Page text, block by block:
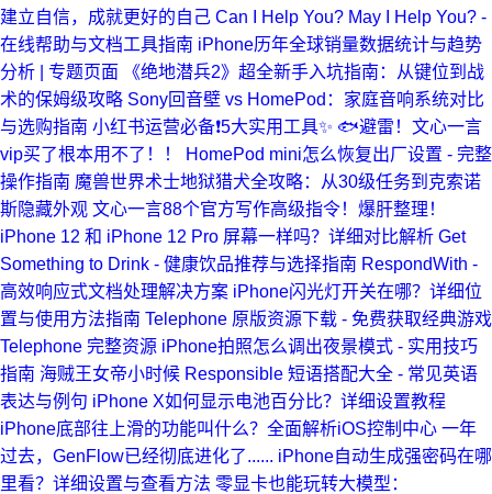
建立自信，成就更好的自己 Can I Help You? May I Help You? -
在线帮助与文档工具指南 iPhone历年全球销量数据统计与趋势
分析 | 专题页面
《绝地潜兵2》超全新手入坑指南：从键位到战
术的保姆级攻略 Sony回音壁 vs HomePod：家庭音响系统对比
与选购指南 小红书运营必备❗️5大实用工具✨ 🐟避雷！文心一言
vip买了根本用不了！！
HomePod mini怎么恢复出厂设置 - 完整
操作指南 魔兽世界术士地狱猎犬全攻略：从30级任务到克索诺
斯隐藏外观 文心一言88个官方写作高级指令！爆肝整理！
iPhone 12 和 iPhone 12 Pro 屏幕一样吗？详细对比解析 Get
Something to Drink - 健康饮品推荐与选择指南 RespondWith -
高效响应式文档处理解决方案 iPhone闪光灯开关在哪？详细位
置与使用方法指南 Telephone 原版资源下载 - 免费获取经典游戏
Telephone 完整资源 iPhone拍照怎么调出夜景模式 - 实用技巧
指南 海贼王女帝小时候 Responsible 短语搭配大全 - 常见英语
表达与例句 iPhone X如何显示电池百分比？详细设置教程
iPhone底部往上滑的功能叫什么？全面解析iOS控制中心 一年
过去，GenFlow已经彻底进化了...... iPhone自动生成强密码在哪
里看？详细设置与查看方法 零显卡也能玩转大模型：